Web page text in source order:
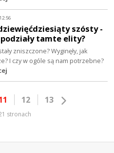
szósty -
tamte elity?
zniszczone? Wyginęły, jak
I czy w ogóle są nam potrzebne?
12 13
stronach